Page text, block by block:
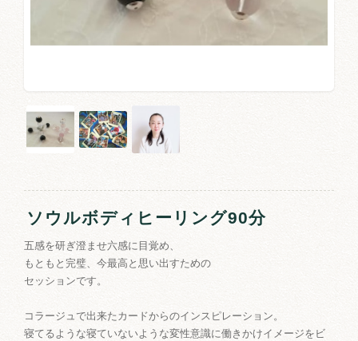
ソウルボディヒーリング90分
五感を研ぎ澄ませ六感に目覚め、
もともと完璧、今最高と思い出すための
セッションです。
コラージュで出来たカードからのインスピレーション。
寝てるような寝ていないような変性意識に働きかけイメージをビ